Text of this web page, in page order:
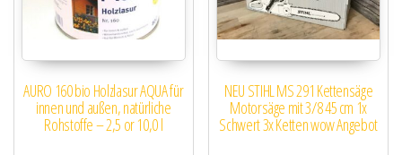
AURO 160 bio Holzlasur AQUA für
innen und außen, natürliche
Rohstoffe – 2,5 or 10,0 l
NEU STIHL MS 291 Kettensäge
Motorsäge mit 3/8 45 cm 1x
Schwert 3x Ketten wow Angebot